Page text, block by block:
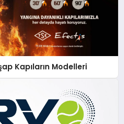
Kapıların Modelleri